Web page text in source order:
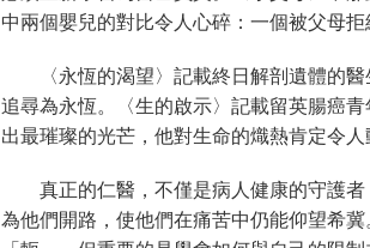
中兩個嬰兒的對比令人心碎：一個被父母
〈永恆的渴望〉記載終日解剖遺體的
追尋為永恆。〈生的啟示〉記載留英腸癌
出最璀璨的光芒，他對生命的熾熱肯定令人
真正的仁醫，不僅是病人健康的守護
為他們開路，使他們在痛苦中仍能仰望希